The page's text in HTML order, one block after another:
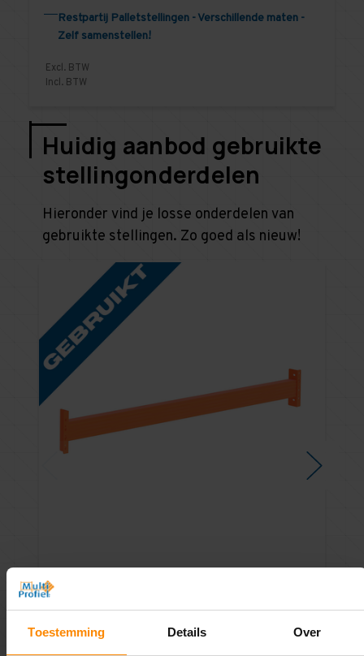
Toestemming Details Over
Restpartij Palletstellingen - Verschillende maten -
Zelf samenstellen!
Excl. BTW
Incl. BTW
Huidig aanbod gebruikte
stellingonderdelen
Hieronder vind je losse onderdelen van
gebruikte stellingen. Zo goed als nieuw!
Excl. BTW€32,55